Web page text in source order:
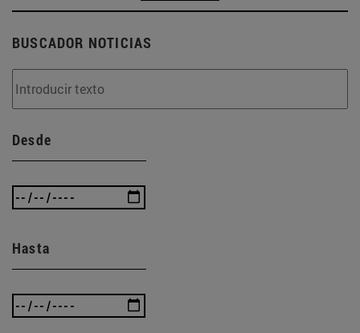
BUSCADOR NOTICIAS
Desde
Hasta